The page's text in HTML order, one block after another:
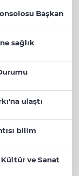
Başkan
sağlık
ulaştı
bilim
Kültür ve Sanat